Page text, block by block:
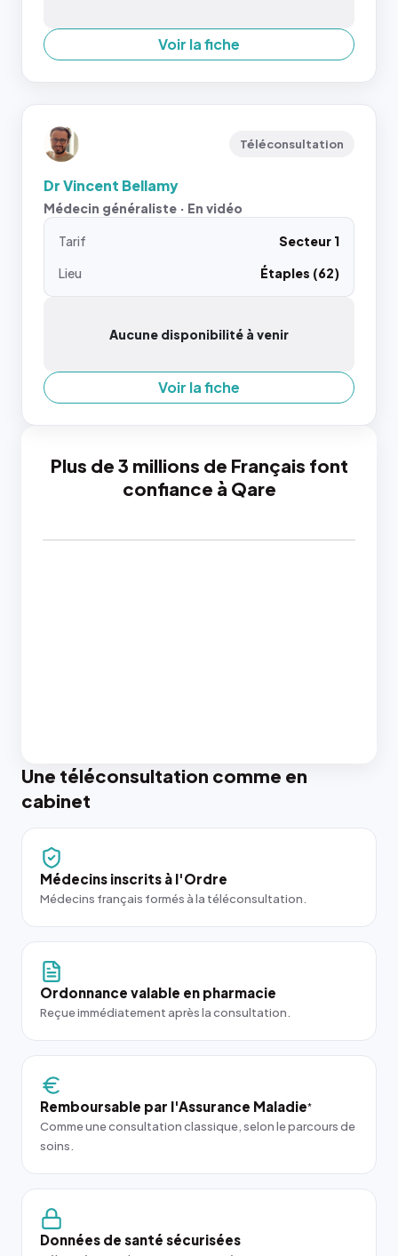
Voir la fiche
Téléconsultation
Dr Vincent Bellamy
Médecin généraliste · En vidéo
Tarif
Secteur 1
Lieu
Étaples (62)
Aucune disponibilité à venir
Voir la fiche
Plus de 3 millions de Français font
confiance à Qare
Une téléconsultation comme en
cabinet
Médecins inscrits à l'Ordre
Médecins français formés à la téléconsultation.
Ordonnance valable en pharmacie
Reçue immédiatement après la consultation.
Remboursable par l'Assurance Maladie*
Comme une consultation classique, selon le parcours de
soins.
Données de santé sécurisées